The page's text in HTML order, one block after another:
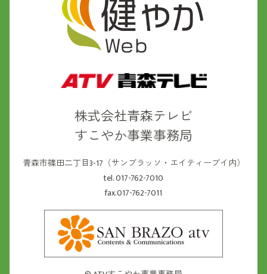
株式会社青森テレビ
すこやか事業事務局
青森市篠田二丁目3-17（サンブラッソ・エイティーブイ内）
tel. 017-762-7010
fax.017-762-7011